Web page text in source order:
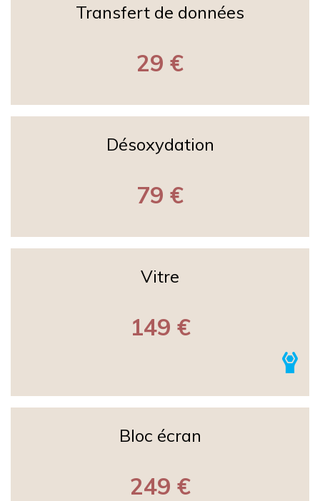
Transfert de données
29 €
Désoxydation
79 €
Vitre
149 €
Bloc écran
249 €